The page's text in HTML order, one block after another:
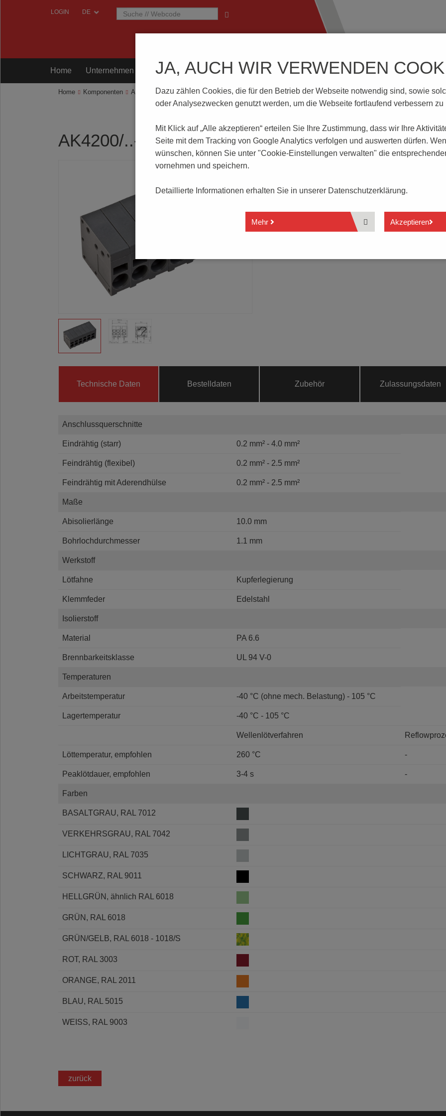
LOGIN
Home Unternehmen Komponenten Prüftechnik Wissenswertes Download | Service
Home Komponenten Anschlusstechnik AK4200/..-5.0-H-baGY
AK4200/..-5.0-H-BAGY
Push-In Anschluss
Leiteranschluss parallel zur Leiterplatte
24 A bei 2.5 mm² Leiter
Technische Daten Bestelldaten Zubehör Zulassungsdaten
Anschlussquerschnitte
Eindrähtig (starr) 0.2 mm² - 4.0 mm²
Feindrähtig (flexibel) 0.2 mm² - 2.5 mm²
Feindrähtig mit Aderendhülse 0.2 mm² - 2.5 mm²
Maße
Abisolierlänge 10.0 mm
Bohrlochdurchmesser 1.1 mm
Werkstoff
Lötfahne Kupferlegierung
Klemmfeder Edelstahl
Isolierstoff
Material PA 6.6
Brennbarkeitsklasse UL 94 V-0
Temperaturen
Arbeitstemperatur -40 °C (ohne mech. Belastung) - 105 °C
Lagertemperatur -40 °C - 105 °C
Wellenlötverfahren
Löttemperatur, empfohlen 260 °C -
Peaklötdauer, empfohlen 3-4 s -
Farben
BASALTGRAU, RAL 7012
VERKEHRSGRAU, RAL 7042
LICHTGRAU, RAL 7035
SCHWARZ, RAL 9011
HELLGRÜN, ähnlich RAL 6018
GRÜN, RAL 6018
GRÜN/GELB, RAL 6018 - 1018/S
ROT, RAL 3003
ORANGE, RAL 2011
BLAU, RAL 5015
WEISS, RAL 9003
zurück
JA, AUCH WIR VERWENDEN
Dazu zählen Cookies, die für den Betrieb der Webseite notwendig sind, sowie
oder Analysezwecken genutzt werden, um die Webseite fortlaufend verbessern zu
Mit Klick auf „Alle akzeptieren“ erteilen Sie Ihre Zustimmung, dass wir Ihre
Seite mit dem Tracking von Google Analytics verfolgen und auswerten dürfen.
wünschen, können Sie unter "Cookie-Einstellungen verwalten" die
vornehmen und speichern.
Detaillierte Informationen erhalten Sie in unserer Datenschutzerklärung.
Mehr Akzeptieren